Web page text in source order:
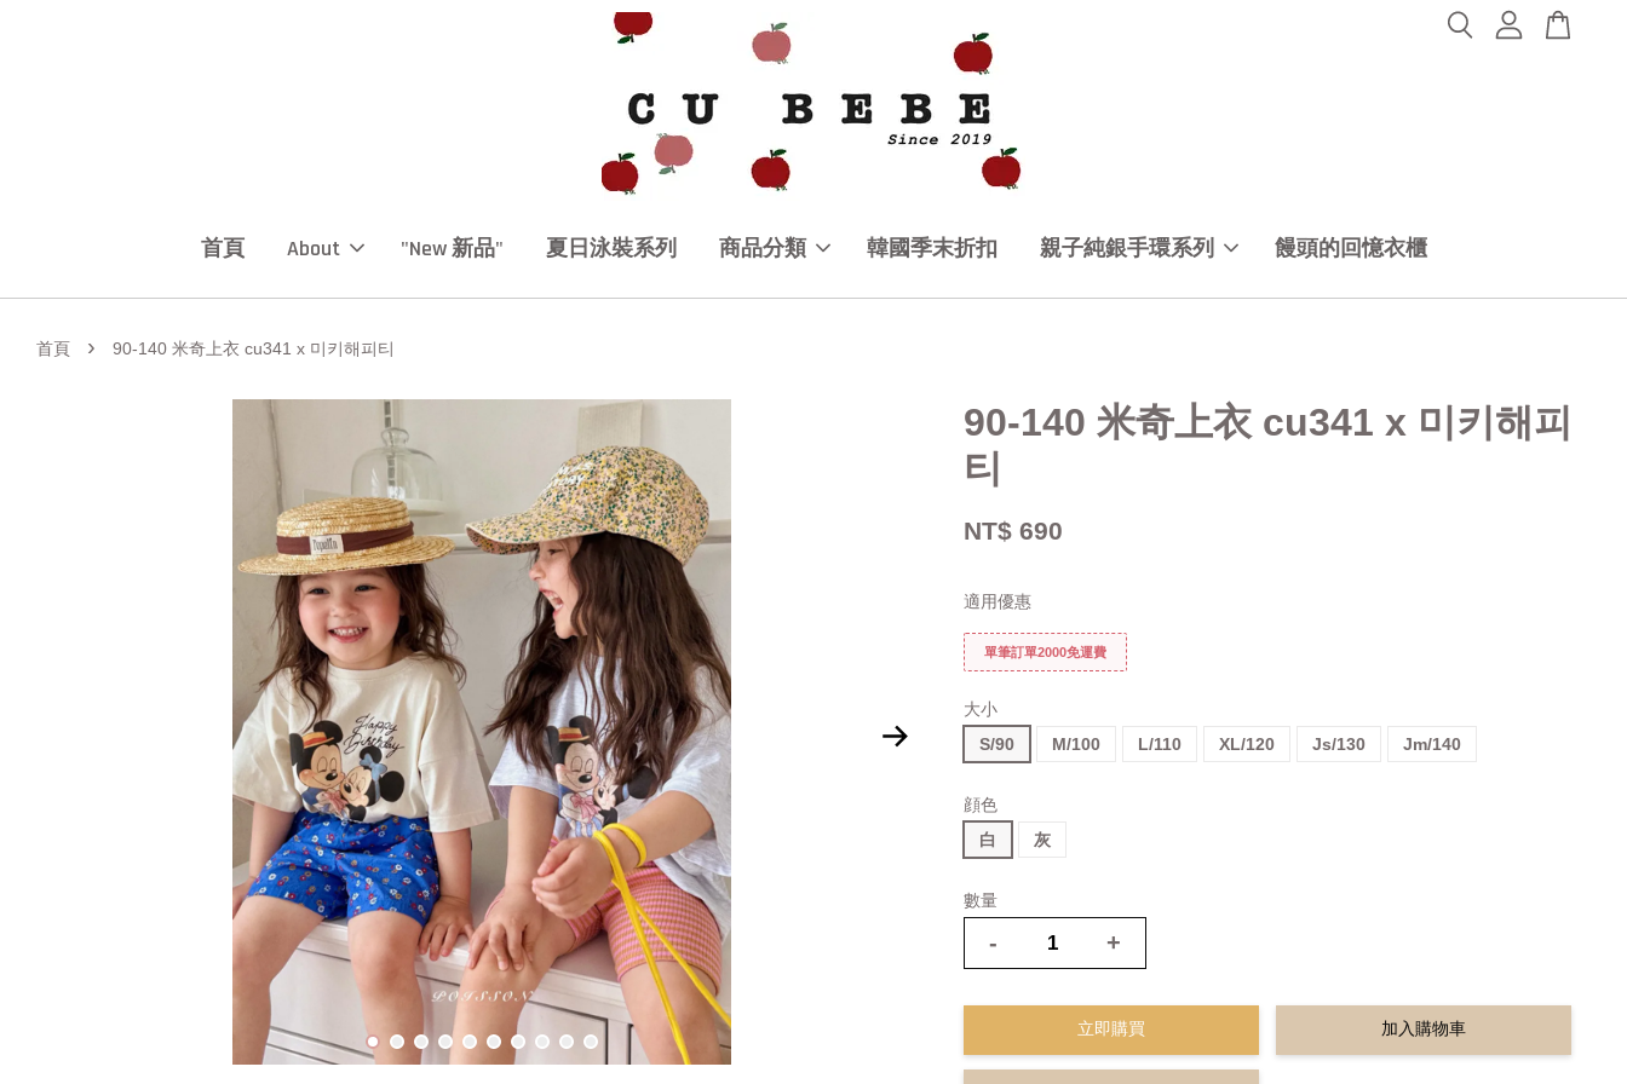
首頁 About "New 新品" 夏日泳裝系列 商品分類 韓國季末折扣 親子純銀手環系列 饅頭的回憶衣櫃
首頁 › 90-140 米奇上衣 cu341 x 미키해피티
90-140 米奇上衣 cu341 x 미키해피
티
NT$ 690
適用優惠
單筆訂單2000免運費
大小
S/90
M/100 L/110 XL/120 Js/130 Jm/140
顔色
白
灰
數量
- +
立即購買 加入購物車